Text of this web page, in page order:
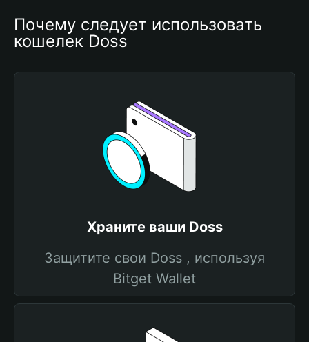
Почему следует использовать
кошелек Doss
Храните ваши Doss
Защитите свои Doss , используя
Bitget Wallet